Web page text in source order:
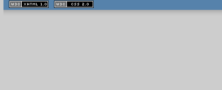
XHTML
1.1 valide
2.0 valide